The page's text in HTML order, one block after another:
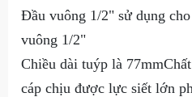
Đầu vuông 1/2" sử dụng
vuông 1/2"
Chiều dài tuýp là
cáp chịu được lực siết lớn